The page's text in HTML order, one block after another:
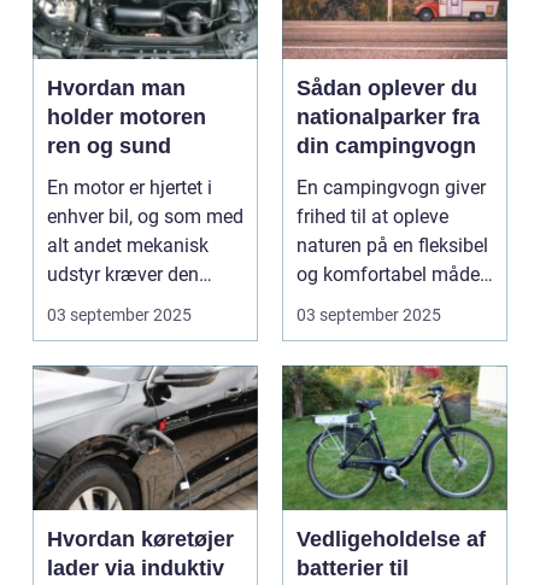
Hvordan man
holder motoren
ren og sund
En motor er hjertet i
enhver bil, og som med
alt andet mekanisk
udstyr kræver den
omsorg for a...
03 september 2025
Sådan oplever du
nationalparker fra
din campingvogn
En campingvogn giver
frihed til at opleve
naturen på en fleksibel
og komfortabel måde.
03 september 2025
Hvordan køretøjer
lader via induktiv
Vedligeholdelse af
batterier til